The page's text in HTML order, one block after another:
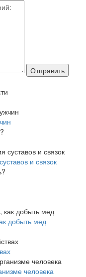
и связок
добыть мед
человека